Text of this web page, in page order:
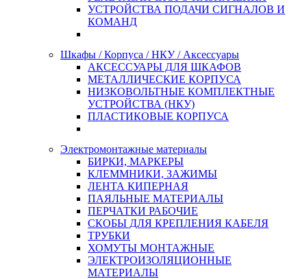
УСТРОЙСТВА ПОДАЧИ СИГНАЛОВ И
КОМАНД
Шкафы / Корпуса / НКУ / Аксессуары
АКСЕССУАРЫ ДЛЯ ШКАФОВ
МЕТАЛЛИЧЕСКИЕ КОРПУСА
НИЗКОВОЛЬТНЫЕ КОМПЛЕКТНЫЕ
УСТРОЙСТВА (НКУ)
ПЛАСТИКОВЫЕ КОРПУСА
Электромонтажные материалы
БИРКИ, МАРКЕРЫ
КЛЕММНИКИ, ЗАЖИМЫ
ЛЕНТА КИПЕРНАЯ
ПАЯЛЬНЫЕ МАТЕРИАЛЫ
ПЕРЧАТКИ РАБОЧИЕ
СКОБЫ ДЛЯ КРЕПЛЕНИЯ КАБЕЛЯ
ТРУБКИ
ХОМУТЫ МОНТАЖНЫЕ
ЭЛЕКТРОИЗОЛЯЦИОННЫЕ
МАТЕРИАЛЫ